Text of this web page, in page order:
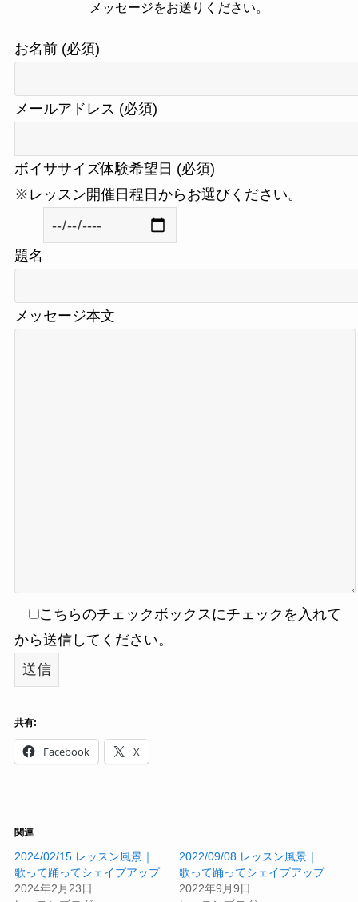
メッセージをお送りください。
お名前 (必須)
メールアドレス (必須)
ボイササイズ体験希望日 (必須)
※レッスン開催日程日からお選びください。
題名
メッセージ本文
こちらのチェックボックスにチェックを入れて
から送信してください。
共有:
Facebook X
関連
2024/02/15 レッスン風景｜
歌って踊ってシェイプアップ
2024年2月23日
2022/09/08 レッスン風景｜
歌って踊ってシェイプアップ
2022年9月9日